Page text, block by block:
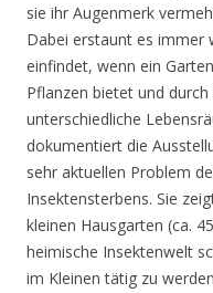
sie ihr Augenmerk
Dabei erstaunt es immer
einfindet, wenn ein
Pflanzen bietet und
unterschiedliche
dokumentiert die
sehr aktuellen Problem
Insektensterbens. Sie
kleinen Hausgarten (ca.
heimische Insektenwelt
im Kleinen tätig zu